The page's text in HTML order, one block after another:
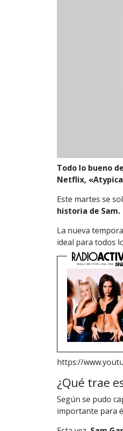
Todo lo bueno
Netflix,
Este martes se
historia de Sam.
La nueva
ideal para todos
https://
¿Qué trae
Según se pudo
importante para